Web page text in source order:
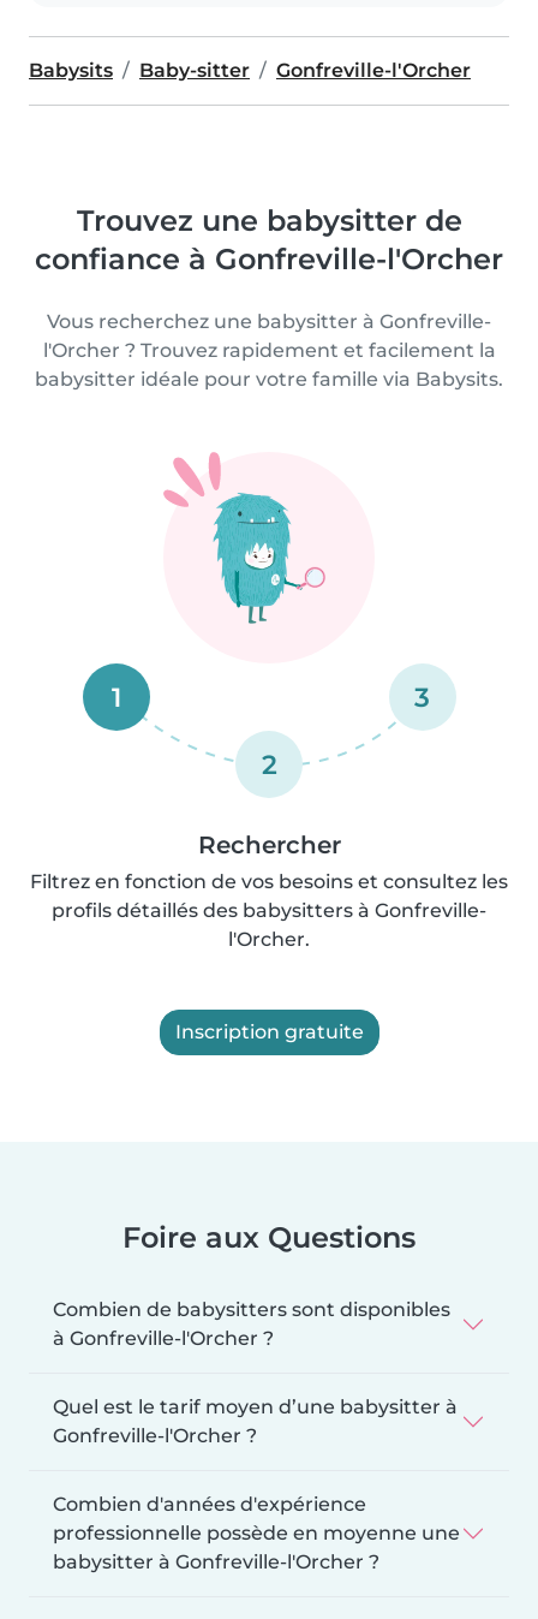
Babysits Baby-sitter Gonfreville-l'Orcher
Trouvez une babysitter de
confiance à Gonfreville-l'Orcher
Vous recherchez une babysitter à Gonfreville-
l'Orcher ? Trouvez rapidement et facilement la
babysitter idéale pour votre famille via Babysits.
1
2
3
Rechercher
Filtrez en fonction de vos besoins et consultez les
profils détaillés des babysitters à Gonfreville-
l'Orcher.
Inscription gratuite
Foire aux Questions
Combien de babysitters sont disponibles
à Gonfreville-l'Orcher ?
Quel est le tarif moyen d’une babysitter à
Gonfreville-l'Orcher ?
Combien d'années d'expérience
professionnelle possède en moyenne une
babysitter à Gonfreville-l'Orcher ?